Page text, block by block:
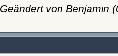
Geändert von Benjamin